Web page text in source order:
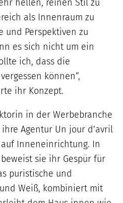
hellen, reinen Stil zu
als Innenraum zu
und Perspektiven zu
es sich nicht um ein
ich, dass die
können“,
ihr Konzept.
in der Werbebranche
Agentur Un jour d’avril
Inneneinrichtung. In
sie ihr Gespür für
puristische und
Weiß, kombiniert mit